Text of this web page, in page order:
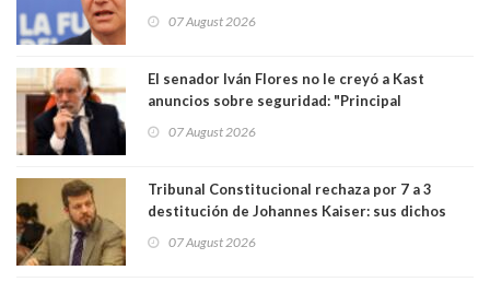
07 August 2026
El senador Iván Flores no le creyó a Kast
anuncios sobre seguridad: "Principal
perseguir ruta del dinero y levantar secreto
07 August 2026
Tribunal Constitucional rechaza por 7 a 3
destitución de Johannes Kaiser: sus dichos
justicia constitucional porque no es diputado
07 August 2026